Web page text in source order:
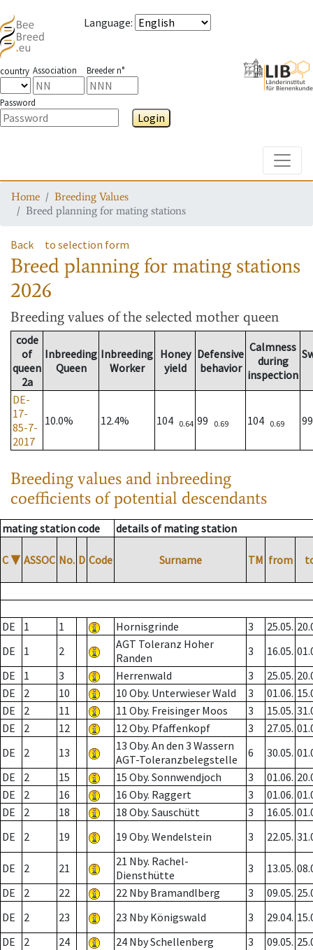
Language:
country Association Breeder n°
Password
Login
Home
Breeding Values
Breed planning for mating stations
Back to selection form
Breed planning for mating stations
2026
Breeding values of the selected mother queen
code
of
queen
2a
Inbreeding
Queen
Inbreeding
Worker
Honey
yield
Defensive
behavior
Calmness
during
inspection
DE-
17-
85-7-
2017
10.0% 12.4% 104 0.64 99 0.69 104 0.69
Breeding values and inbreeding
coefficients of potential descendants
mating station code details of mating station
C ▼ ASSOC No. D Code Surname TM from
DE 1 1 Hornisgrinde 3 25.05.
DE
1 2
AGT Toleranz Hoher
Randen
3 16.05.
DE
1 3 Herrenwald 3 25.05.
DE
2 10 10 Oby. Unterwieser Wald 3 01.06.
DE
2 11 11 Oby. Freisinger Moos 3 15.05.
DE
2 12 12 Oby. Pfaffenkopf 3 27.05.
DE
2 13
13 Oby. An den 3 Wassern
AGT-Toleranzbelegstelle
6 30.05.
DE
2 15 15 Oby. Sonnwendjoch 3 01.06.
DE
2 16 16 Oby. Raggert 3 01.06.
DE
2 18 18 Oby. Sauschütt 3 16.05.
DE
2 19 19 Oby. Wendelstein 3 22.05.
DE 2 21
21 Nby. Rachel-
Diensthütte
3 13.05.
DE
2 22 22 Nby Bramandlberg 3 09.05.
DE
2 23 23 Nby Königswald 3 29.04.
DE
2 24 24 Nby Schellenberg 3 09.05.